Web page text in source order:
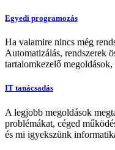
Egyedi programozás
Ha valamire nincs még
Automatizálás, rendszerek
tartalomkezelő
IT tanácsadás
A legjobb megoldások
problémákat, céged
és mi igyekszünk